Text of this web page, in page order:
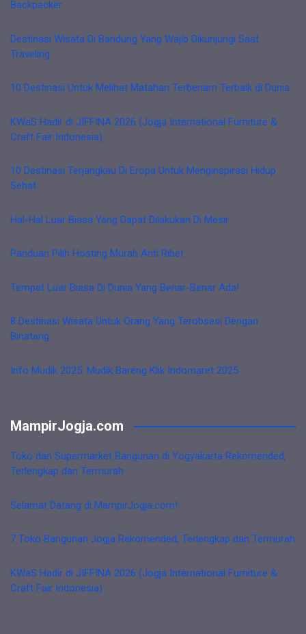
Backpacker
Destinasi Wisata Di Bandung Yang Wajib Dikunjungi Saat
Traveling
10 Destinasi Untuk Melihat Matahari Terbenam Terbaik di Dunia
KWaS Hadir di JIFFINA 2026 (Jogja International Furniture &
Craft Fair Indonesia)
10 Destinasi Terjangkau Di Eropa Untuk Menginspirasi Hidup
Sehat
Hal-Hal Luar Biasa Yang Dapat Dilakukan Di Mesir
Panduan Pilih Hosting Murah Anti Ribet
Tempat Luar Biasa Di Dunia Yang Benar-Benar Ada!
8 Destinasi Wisata Untuk Orang Yang Terobsesi Dengan
Binatang
Info Mudik 2025: Mudik Bareng Klik Indomaret 2025
MampirJogja.com
Toko dan Supermarket Bangunan di Yogyakarta Rekomended,
Terlengkap dan Termurah
Selamat Datang di MampirJogja.com!
7 Toko Bangunan Jogja Rekomended, Terlengkap dan Termurah
KWaS Hadir di JIFFINA 2026 (Jogja International Furniture &
Craft Fair Indonesia)